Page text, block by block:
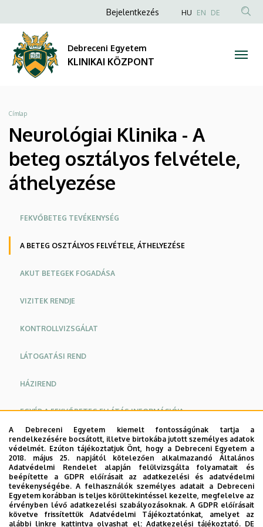
A Debreceni Egyetem kiemelt fontosságúnak tartja a
rendelkezésére bocsátott, illetve birtokába jutott személyes adatok
védelmét. Ezúton tájékoztatjuk Önt, hogy a Debreceni Egyetem a
2018. május 25. napjától kötelezően alkalmazandó Általános
Adatvédelmi Rendelet alapján felülvizsgálta folyamatait és
beépítette a GDPR előírásait az adatkezelési és adatvédelmi
tevékenységébe. A felhasználók személyes adatait a Debreceni
Egyetem korábban is teljes körültekintéssel kezelte, megfelelve az
érvényben lévő adatkezelési szabályozásoknak. A GDPR előírásait
követve frissítettük Adatvédelmi Tájékoztatónkat, amelyet az
alábbi linkre kattintva olvashat el:Adatkezelési tájékoztató. DE
Klinika
beteg
osztályos
felvétele,
áthelyezése
KÖZPONT
a
tartalomra
Anonim
fiók
menüje
Bejelentkezés HU EN DE
Debreceni Egyetem
KLINIKAI KÖZPONT
Morzsa
Címlap
Neurológiai Klinika - A
beteg osztályos felvétele,
áthelyezése
Oldalmenü
KEK
FEKVŐBETEG TEVÉKENYSÉG
A BETEG OSZTÁLYOS FELVÉTELE, ÁTHELYEZÉSE
AKUT BETEGEK FOGADÁSA
VIZITEK RENDJE
KONTROLLVIZSGÁLAT
LÁTOGATÁSI REND
HÁZIREND
EGYÉB A FEKVŐBETEG ELLÁTÁS INFORMÁCIÓJA
ORVOSOK
Oldalmenu
KEK
Angol
Oldalmenü
KEK
Német
Fekvőbeteg szakellátáskor a betegek felvétele a
Neurológiai Osztály osztályos ambulanciáján történik a
Bartók Béla út 2-26. szám alatt (zöld szektor, 2. emelet).